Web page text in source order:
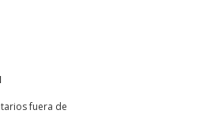
fuera de